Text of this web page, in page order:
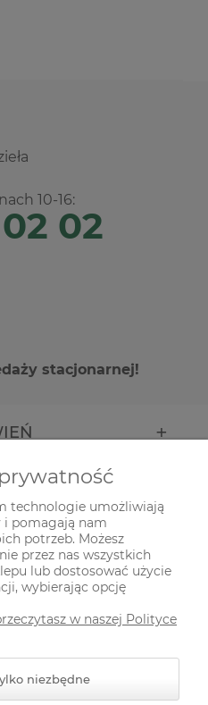
10-16:
02
stacjonarnej!
technologie umożliwiają
i pomagają nam
potrzeb. Możesz
przez nas wszystkich
lub dostosować użycie
wybierając opcję
w naszej Polityce
niezbędne